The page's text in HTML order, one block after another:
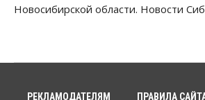
05 Августа 2026, 15:55
Новосибирской области. Новости
РЕКЛАМОДАТЕЛЯМ ПРАВИЛА